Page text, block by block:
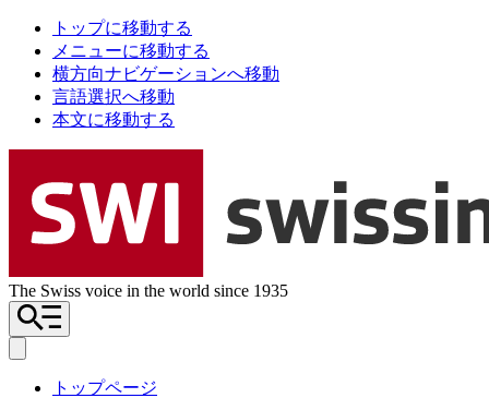
トップに移動する
メニューに移動する
横方向ナビゲーションへ移動
言語選択へ移動
本文に移動する
The Swiss voice in the world since 1935
トップページ